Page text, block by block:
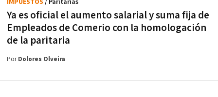
Ya es oficial el aumento salarial y suma fija de
Empleados de Comerio con la homologación
de la paritaria
IMPUESTOS / Paritarias
PorDolores Olveira